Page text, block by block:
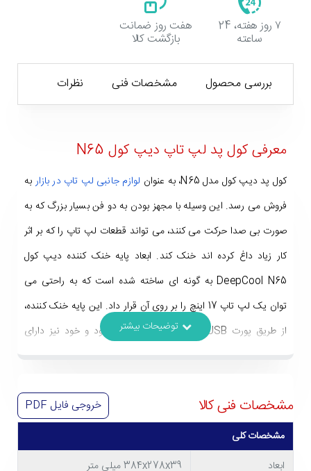
۷ روز هفته، 24
ساعته
هفت روز ضمانت
بازگشت کالا
بررسی محصول مشخصات فنی نظرات
معرفی کول پد لپ تاپ دیپ کول N65
کول پد دیپ کول مدل N65، به عنوان لوازم جانبی لپ تاپ در بازاربه
فروش می رسد. این وسیله با مجهز بودن به دو فن بسیار بزرگ که به
صورت بی صدا حرکت می کنند، می تواند قطعات لپ تاپ را که بر اثر
کار زیاد داغ کرده اند خنک کند. ابعاد پایه خنک کننده دیپ کول
DeepCool N65 به گونه ای ساخته شده است که به راحتی می
توان یک لپ تاپ 17 اینچ را بر روی آن قرار داد. این پایه خنک کننده،
از طریق پورت USB به لپ تاپ متصل می شود و خود نیز دارای
مشخصات فنی کالا خروجی فایل
مشخصات کلی
ابعاد
384x278x39 میلی متر